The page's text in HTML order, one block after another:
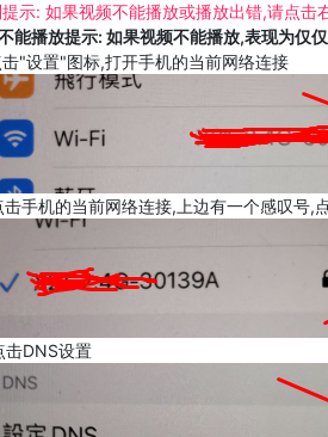
示: 如果视频不能播放或播放出错,请点击
能播放提示: 如果视频不能播放,表现为仅
击"设置"图标,打开手机的当前网络连接
击手机的当前网络连接,上边有一个感叹号,
击DNS设置